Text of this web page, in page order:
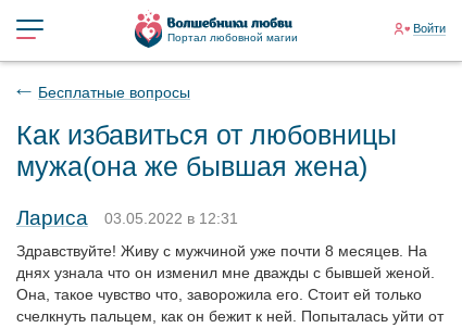
Портал любовной магии
Войти
Бесплатные вопросы
Как избавиться от любовницы
мужа(она же бывшая жена)
Лариса
03.05.2022 в 12:31
Здравствуйте! Живу с мужчиной уже почти 8 месяцев. На
днях узнала что он изменил мне дважды с бывшей женой.
Она, такое чувство что, заворожила его. Стоит ей только
счелкнуть пальцем, как он бежит к ней. Попыталась уйти от